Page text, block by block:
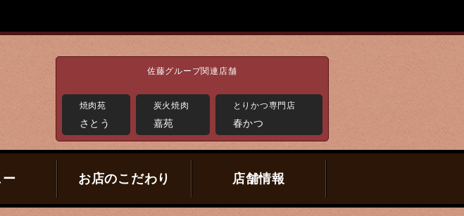
佐藤グループ関連店舗
焼肉苑
さとう
炭火焼肉
嘉苑
とりかつ専門店
春かつ
ー お店のこだわり 店舗情報